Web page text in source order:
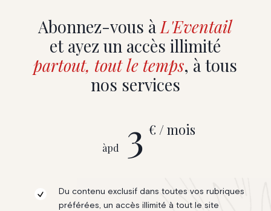
Abonnez-vous àL'Eventail
et ayez un accès illimité
partout, tout le temps, à tous
nos services
àpd 3 € / mois
Du contenu exclusif dans toutes vos rubriques
préférées, un accès illimité à tout le site